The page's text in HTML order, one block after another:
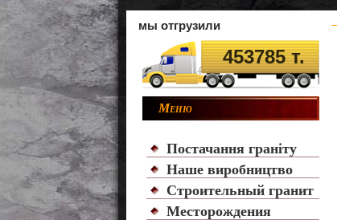
мы отгрузили
453785 т.
Меню
Постачання граніту
Наше виробництво
Строительный гранит
Месторождения